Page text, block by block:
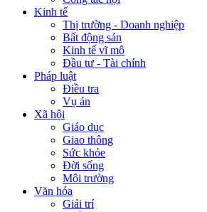
Kinh tế
Thị trường - Doanh nghiệp
Bất động sản
Kinh tế vĩ mô
Đầu tư - Tài chính
Pháp luật
Điều tra
Vụ án
Xã hội
Giáo dục
Giao thông
Sức khỏe
Đời sống
Môi trường
Văn hóa
Giải trí